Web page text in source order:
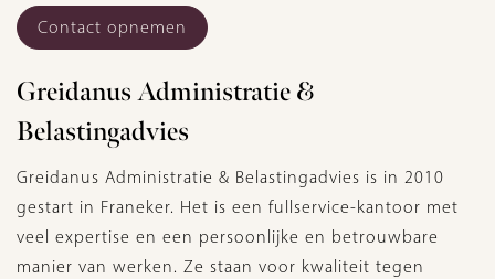
Contact opnemen
Greidanus Administratie &
Belastingadvies
Greidanus Administratie & Belastingadvies is in 2010
gestart in Franeker. Het is een fullservice-kantoor met
veel expertise en een persoonlijke en betrouwbare
manier van werken. Ze staan voor kwaliteit tegen